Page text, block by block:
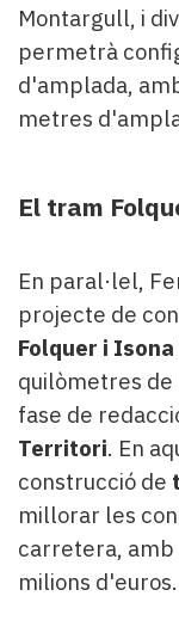
Montargull, i
permetrà
d'amplada,
metres
El tram
En paral·lel,
projecte de
Folquer i
quilòmetres
fase de
Territori. En
construcció de
millorar les
carretera, amb
milions d'euros.